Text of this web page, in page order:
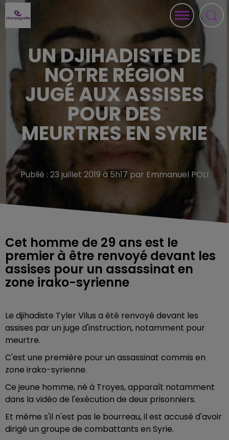
UN DJIHADISTE DE
NOTRE RÉGION
JUGÉ AUX ASSISES
POUR DES
MEURTRES EN SYRIE
Publié : 23 juillet 2019 à 5h17 par Emmanuel POLI
Cet homme de 29 ans est le
premier à être renvoyé devant les
assises pour un assassinat en
zone irako-syrienne
Le djihadiste Tyler Vilus a été renvoyé devant les
assises par un juge d'instruction, notamment pour
meurtre.
C'est une première pour un assassinat commis en
zone irako-syrienne.
Ce jeune homme, né à Troyes, apparaît notamment
dans la vidéo de l'exécution de deux prisonniers.
Et même s'il n'est pas le bourreau, il est accusé d'avoir
dirigé un groupe de combattants en Syrie.